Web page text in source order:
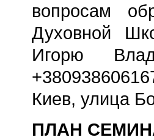
вопросам
Духовной
Игорю
Киев, улица
ПЛАН